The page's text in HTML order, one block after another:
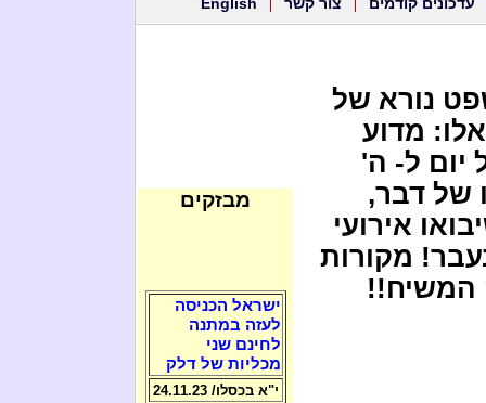
נורא של
מדוע
יום ל- ה'
של דבר,
אירועי
מקורות
המשיח!!
מבזקים
ישראל הכניסה
לעזה במתנה
לחינם שני
מכליות של דלק
י"א בכסלו/ 24.11.23